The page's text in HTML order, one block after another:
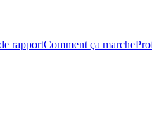
rapportComment ça marche